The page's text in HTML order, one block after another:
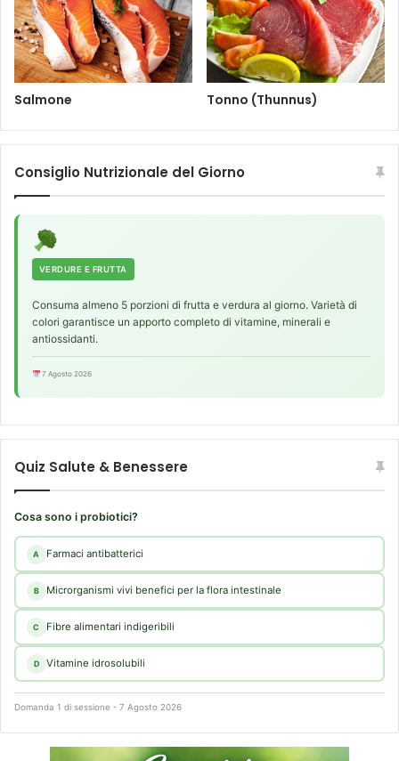
Salmone Tonno (Thunnus)
Consiglio Nutrizionale del Giorno
VERDURE E FRUTTA
Consuma almeno 5 porzioni di frutta e verdura al giorno. Varietà di
colori garantisce un apporto completo di vitamine, minerali e
antiossidanti.
7 Agosto 2026
Quiz Salute & Benessere
Cosa sono i probiotici?
A Farmaci antibatterici
B Microrganismi vivi benefici per la flora intestinale
C Fibre alimentari indigeribili
D Vitamine idrosolubili
Domanda 1 di sessione - 7 Agosto 2026